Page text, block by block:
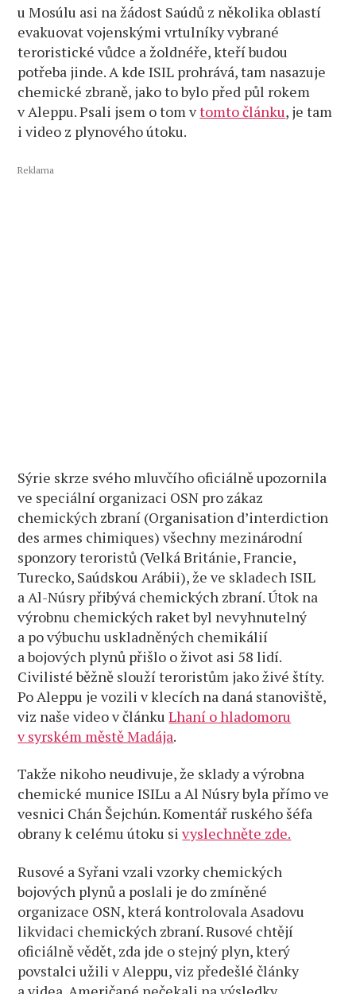
u Mosúlu asi na žádost Saúdů z několika oblastí
evakuovat vojenskými vrtulníky vybrané
teroristické vůdce a žoldnéře, kteří budou
potřeba jinde. A kde ISIL prohrává, tam nasazuje
chemické zbraně, jako to bylo před půl rokem
v Aleppu. Psali jsem o tom vtomto článku, je tam
i video z plynového útoku.
Reklama
Sýrie skrze svého mluvčího oficiálně upozornila
ve speciální organizaci OSN pro zákaz
chemických zbraní (Organisation d’interdiction
des armes chimiques) všechny mezinárodní
sponzory teroristů (Velká Británie, Francie,
Turecko, Saúdskou Arábii), že ve skladech ISIL
a Al-Núsry přibývá chemických zbraní. Útok na
výrobnu chemických raket byl nevyhnutelný
a po výbuchu uskladněných chemikálií
a bojových plynů přišlo o život asi 58 lidí.
Civilisté běžně slouží teroristům jako živé štíty.
Po Aleppu je vozili v klecích na daná stanoviště,
viz naše video v článkuLhaní o hladomoru
v syrském městě Madája.
Takže nikoho neudivuje, že sklady a výrobna
chemické munice ISILu a Al Núsry byla přímo ve
vesnici Chán Šejchún. Komentář ruského šéfa
obrany k celému útoku sivyslechněte zde.
Rusové a Syřani vzali vzorky chemických
bojových plynů a poslali je do zmíněné
organizace OSN, která kontrolovala Asadovu
likvidaci chemických zbraní. Rusové chtějí
oficiálně vědět, zda jde o stejný plyn, který
povstalci užili v Aleppu, viz předešlé články